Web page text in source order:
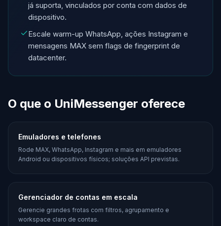
já suporta, vinculados por conta com dados de
dispositivo.
Escale warm-up WhatsApp, ações Instagram e
mensagens MAX sem flags de fingerprint de
datacenter.
O que o UniMessenger oferece
Emuladores e telefones
Rode MAX, WhatsApp, Instagram e mais em emuladores
Android ou dispositivos físicos; soluções API previstas.
Gerenciador de contas em escala
Gerencie grandes frotas com filtros, agrupamento e
workspace claro de contas.